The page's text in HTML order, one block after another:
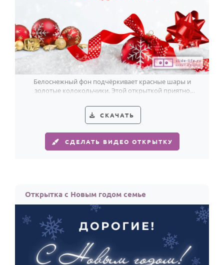
Белоснежный фон подчёркивает красные шары и
золотые колокольчики. Этой открыткой приятно
СКАЧАТЬ
СДЕЛАТЬ ВИДЕО ОТКРЫТКУ
Открытка с Новым годом семье